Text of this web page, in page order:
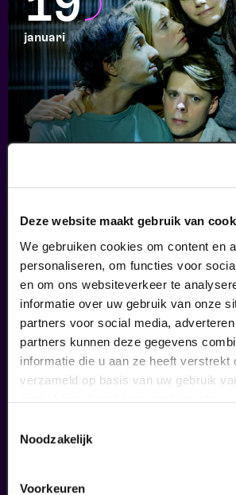
Deze website maakt gebruik van
We gebruiken cookies om content en
personaliseren, om functies voor
en om ons websiteverkeer te
informatie over uw gebruik van onze
partners voor social media,
partners kunnen deze gegevens
informatie die u aan ze heeft verstrekt
verzameld op basis van uw gebruik
gaat akkoord met onze cookies als u
Noodzakelijk
Voorkeuren
januari
v.a. € 20,50|Toneel
14
februari